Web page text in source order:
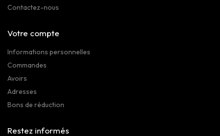
Contactez-nous
Votre compte
Informations personnelles
Commandes
Avoirs
Adresses
Bons de réduction
Restez informés